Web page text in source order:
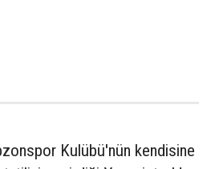
Kulübü'nün kendisine